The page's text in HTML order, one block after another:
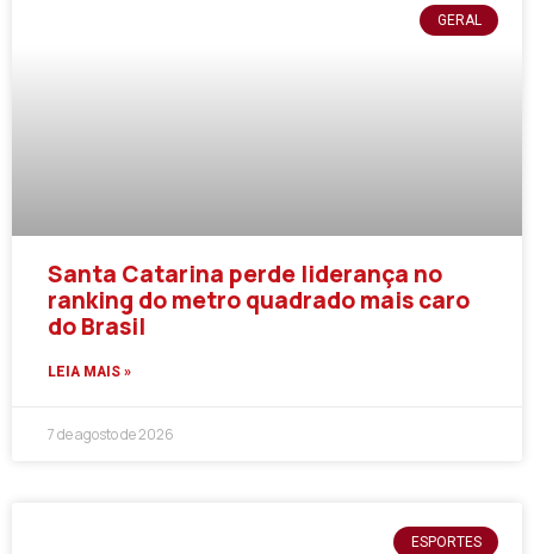
GERAL
Santa Catarina perde liderança no
ranking do metro quadrado mais caro
do Brasil
LEIA MAIS »
7 de agosto de 2026
ESPORTES